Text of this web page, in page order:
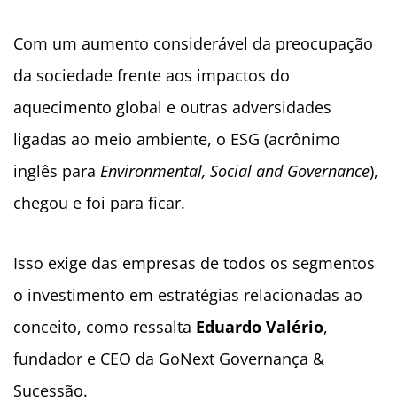
Com um aumento considerável da preocupação
da sociedade frente aos impactos do
aquecimento global e outras adversidades
ligadas ao meio ambiente, o ESG (acrônimo
inglês para Environmental, Social and Governance),
chegou e foi para ficar.
Isso exige das empresas de todos os segmentos
o investimento em estratégias relacionadas ao
conceito, como ressalta Eduardo Valério,
fundador e CEO da GoNext Governança &
Sucessão.